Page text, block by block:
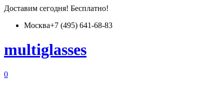
Доставим сегодня! Бесплатно!
Москва+7 (495) 641-68-83
multiglasses
0